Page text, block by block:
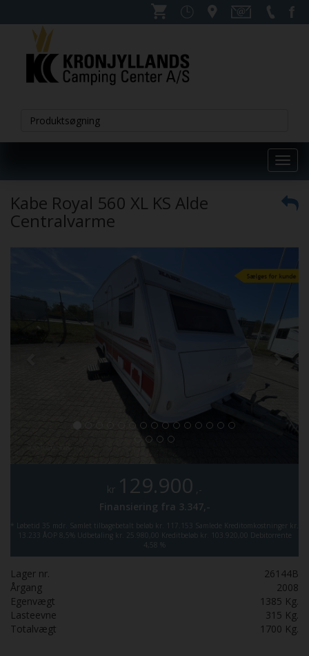
Kabe Royal 560 XL KS Alde
Centralvarme
kr 129.900 ,-
Finansiering fra 3.347,-
* Løbetid 35 mdr. Samlet tilbagebetalt beløb kr. 117.153 Samlede Kreditomkostninger kr.
13.233 ÅOP 8,5% Udbetaling kr. 25.980,00 Kreditbeløb kr. 103.920,00
Debitorrente
4,58 %
Lager nr.
26144B
Årgang
2008
Egenvægt
1385 Kg.
Lasteevne
315 Kg.
Totalvægt
1700 Kg.